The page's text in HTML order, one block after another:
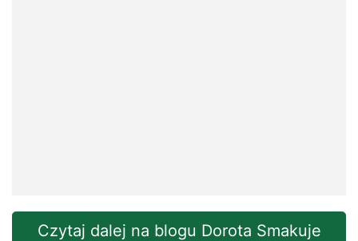
Czytaj dalej na blogu Dorota Smakuje